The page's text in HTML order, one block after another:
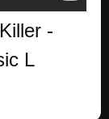
-
L